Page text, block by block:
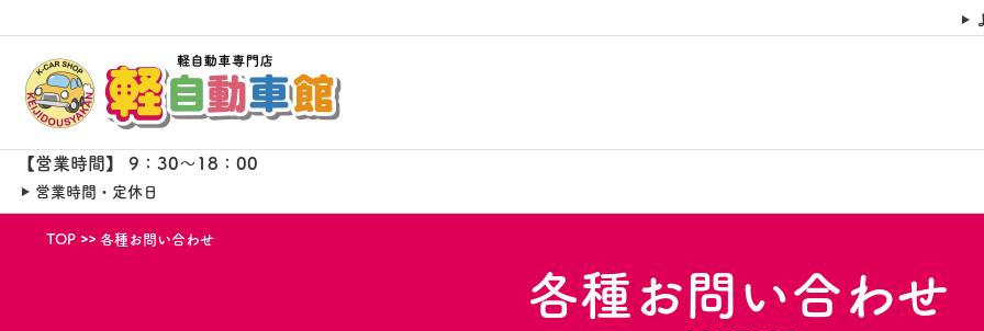
【営業時間】 9：30～18：00
営業時間・定休日
TOP 各種お問い合わせ
各種お問い合わせ